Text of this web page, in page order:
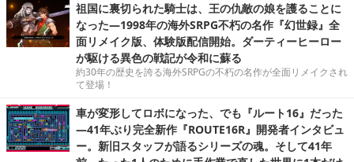
祖国に裏切られた騎士は、王の仇敵の娘を護ることに
なった―1998年の海外SRPG不朽の名作『幻世録』全
面リメイク版、体験版配信開始。ダーティーヒーロー
が駆ける異色の戦記が令和に蘇る
約30年の歴史を誇る海外SRPGの不朽の名作が全面リメイクされ
て登場！
車が変形してロボになった、でも『ルート16』だった
―41年ぶり完全新作『ROUTE16R』開発者インタビュ
ー。新旧スタッフが語るシリーズの魂。そして41年